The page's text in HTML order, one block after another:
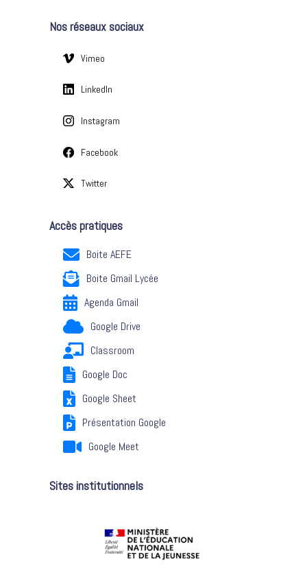
e
Nos réseaux sociaux
Vimeo
LinkedIn
Instagram
Facebook
Twitter
Accès pratiques
Boite AEFE
Boite Gmail Lycée
Agenda Gmail
Google Drive
Classroom
Google Doc
Google Sheet
Présentation Google
Google Meet
Sites institutionnels